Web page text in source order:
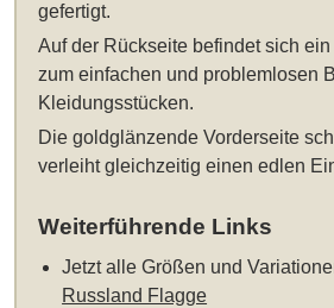
gefertigt.
Auf der Rückseite befindet sich
zum einfachen und problemlosen
Kleidungsstücken.
Die goldglänzende Vorderseite
verleiht gleichzeitig einen edlen
Weiterführende Links
Jetzt alle Größen und
Russland Flagge